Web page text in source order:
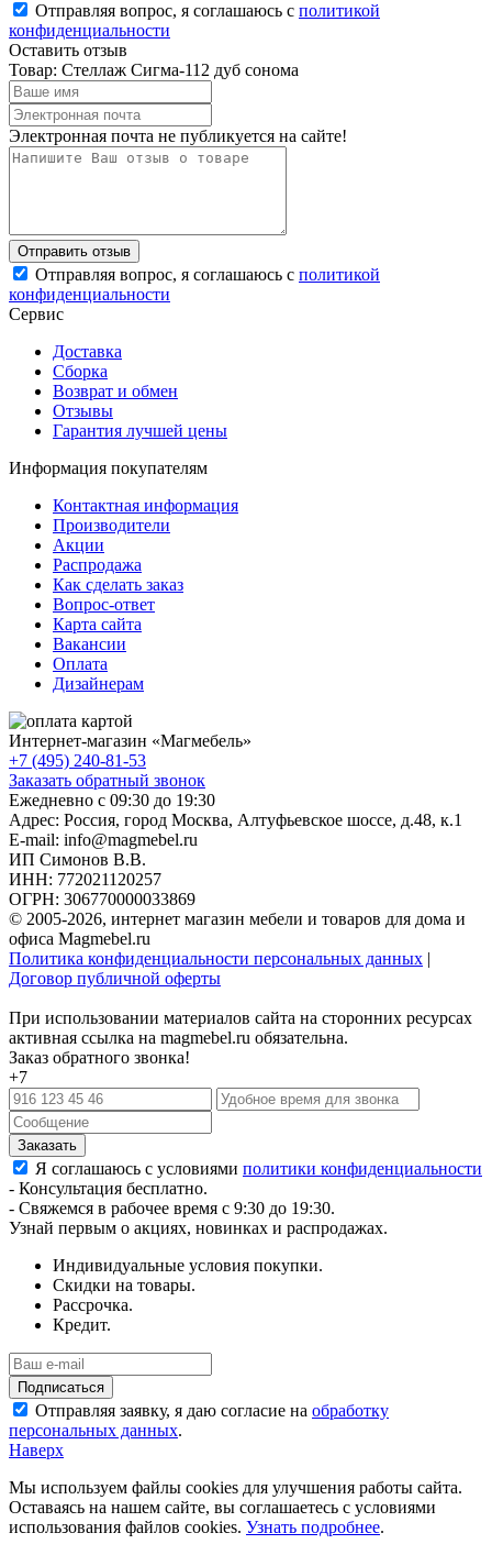
Отправляя вопрос, я соглашаюсь с политикой
конфиденциальности
Оставить отзыв
Товар: Стеллаж Сигма-112 дуб сонома
Электронная почта не публикуется на сайте!
Отправляя вопрос, я соглашаюсь с политикой
конфиденциальности
Сервис
Доставка
Сборка
Возврат и обмен
Отзывы
Гарантия лучшей цены
Информация покупателям
Контактная информация
Производители
Акции
Распродажа
Как сделать заказ
Вопрос-ответ
Карта сайта
Вакансии
Оплата
Дизайнерам
Интернет-магазин «Магмебель»
+7 (495) 240-81-53
Заказать обратный звонок
Ежедневно с 09:30 до 19:30
Адрес: Россия, город Москва, Алтуфьевское шоссе, д.48, к.1
E-mail: info@magmebel.ru
ИП Симонов В.В.
ИНН: 772021120257
ОГРН: 306770000033869
© 2005-2026, интернет магазин мебели и товаров для дома и
офиса Magmebel.ru
Политика конфиденциальности персональных данных |
Договор публичной оферты
При использовании материалов сайта на сторонних ресурсах
активная ссылка на magmebel.ru обязательна.
Заказ обратного звонка!
+7
Я соглашаюсь с условиями политики конфиденциальности
- Консультация бесплатно.
- Свяжемся в рабочее время с 9:30 до 19:30.
Узнай первым о акциях, новинках и распродажах.
Индивидуальные условия покупки.
Скидки на товары.
Рассрочка.
Кредит.
Отправляя заявку, я даю согласие на обработку
персональных данных.
Наверх
Мы используем файлы cookies для улучшения работы сайта.
Оставаясь на нашем сайте, вы соглашаетесь с условиями
использования файлов cookies. Узнать подробнее.